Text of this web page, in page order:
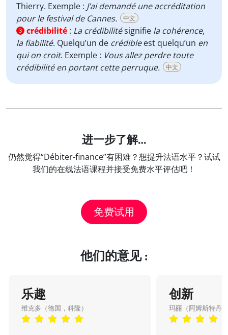
Thierry. Exemple : J’ai demandé une accréditation
pour le festival de Cannes.
中文
3 crédibilité : La crédibilitésignifie la cohérence,
la fiabilité. Quelqu’un de crédibleest quelqu’un en
qui on croit. Exemple : Vous allez perdre toute
crédibilité en portant cette perruque.
中文
进一步了解…
仍然觉得“Débiter-finance”有困难？想提升法语水平？试试
我们的在线法语课程并接受免费水平评估吧！
免费试用
他们的意见 :
乐趣
维克多（德国，科隆）
创新
玛丽（阿姆斯特丹